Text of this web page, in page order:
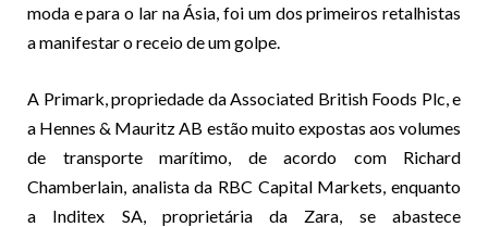
moda e para o lar na Ásia, foi um dos primeiros retalhistas
a manifestar o receio de um golpe.
A Primark, propriedade da Associated British Foods Plc, e
a Hennes & Mauritz AB estão muito expostas aos volumes
de transporte marítimo, de acordo com Richard
Chamberlain, analista da RBC Capital Markets, enquanto
a Inditex SA, proprietária da Zara, se abastece